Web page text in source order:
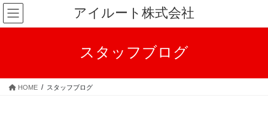
コ
ン
テ
ス
ナ
ビ
ゲ
ン
アイルート株式会社
スタッフブログ
HOME スタッフブログ